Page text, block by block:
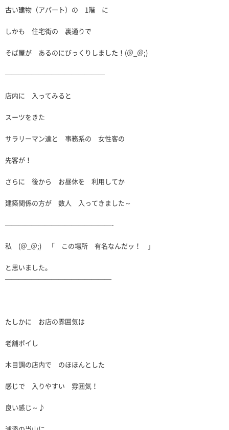
古い建物（アパート）の 1階 に
しかも 住宅街の 裏通りで
そば屋が あるのにびっくりしました！(＠_＠;)
———————————————
店内に 入ってみると
スーツをきた
サラリーマン達と 事務系の 女性客の
先客が！
さらに 後から お昼休を 利用してか
建築関係の方が 数人 入ってきました～
————————————————-
私 (＠_＠;) 「 この場所 有名なんだッ！ 」
と思いました。
————————————————
たしかに お店の雰囲気は
老舗ポイし
木目調の店内で のほほんとした
感じで 入りやすい 雰囲気！
良い感じ～♪